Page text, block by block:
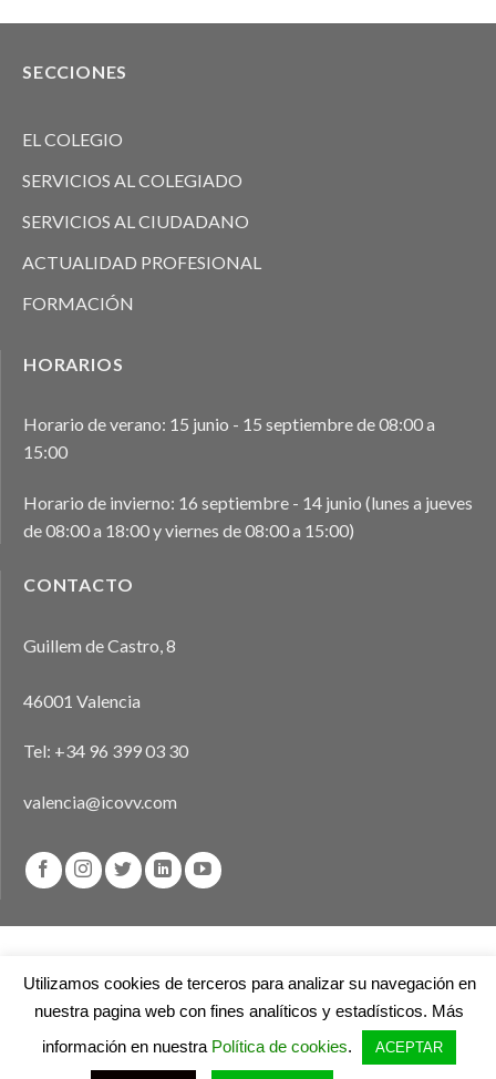
SECCIONES
EL COLEGIO
SERVICIOS AL COLEGIADO
SERVICIOS AL CIUDADANO
ACTUALIDAD PROFESIONAL
FORMACIÓN
HORARIOS
Horario de verano: 15 junio - 15 septiembre de 08:00 a
15:00
Horario de invierno: 16 septiembre - 14 junio (lunes a jueves
de 08:00 a 18:00 y viernes de 08:00 a 15:00)
CONTACTO
Guillem de Castro, 8
46001 Valencia
Tel: +34 96 399 03 30
valencia@icovv.com
© 2026Ilustre Colegio de Veterinarios de Valencia
Utilizamos cookies de terceros para analizar su navegación en
nuestra pagina web con fines analíticos y estadísticos. Más
información en nuestra Política de cookies. ACEPTAR